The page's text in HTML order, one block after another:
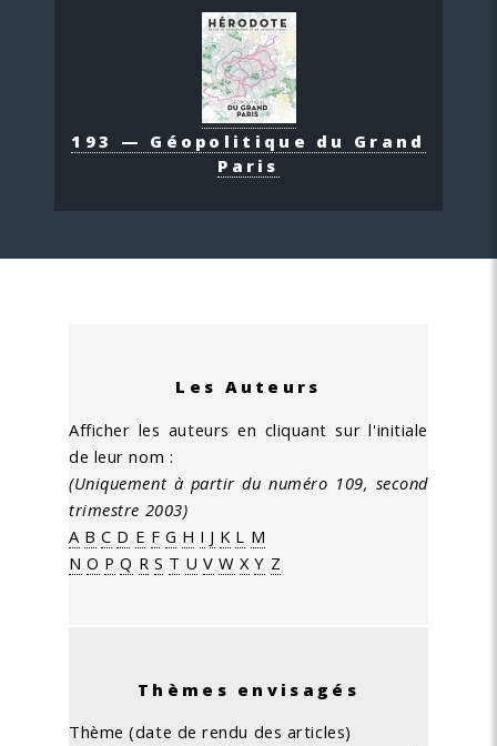
193 — Géopolitique du Grand
Paris
Les Auteurs
Afficher les auteurs en cliquant sur l'initiale
de leur nom :
(Uniquement à partir du numéro 109, second
trimestre 2003)
A B C D E F G H I J K L M
N O P Q R S T U V W X Y Z
Thèmes envisagés
Thème (date de rendu des articles)